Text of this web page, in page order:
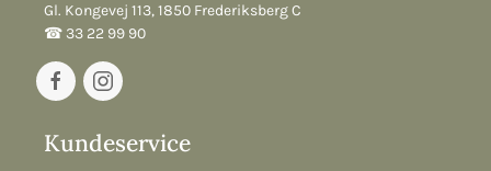
Gl. Kongevej 113, 1850 Frederiksberg C
☎︎ 33 22 99 90
Kundeservice